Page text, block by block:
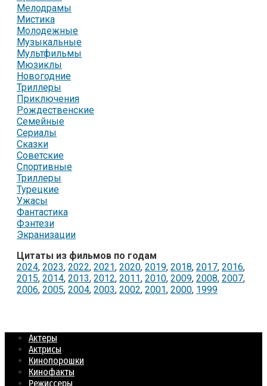
Мелодрамы
Мистика
Молодежные
Музыкальные
Мультфильмы
Мюзиклы
Новогодние
Триллеры
Приключения
Рождественские
Семейные
Сериалы
Сказки
Советские
Спортивные
Триллеры
Турецкие
Ужасы
Фантастика
Фэнтези
Экранизации
Цитаты из фильмов по годам
2024, 2023, 2022, 2021, 2020, 2019, 2018, 2017, 2016,
2015, 2014, 2013, 2012, 2011, 2010, 2009, 2008, 2007,
2006, 2005, 2004, 2003, 2002, 2001, 2000, 1999
Актеры
Актрисы
Кинопорошки
Кинофакты
Режиссеры